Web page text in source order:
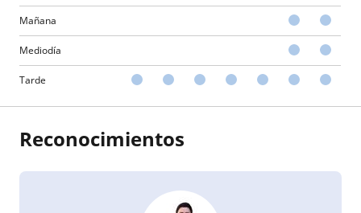
Mañana
Mediodía
Tarde
Reconocimientos